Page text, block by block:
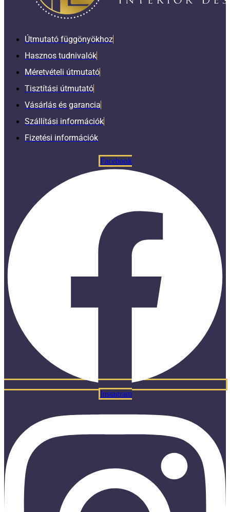
Útmutató függönyökhoz
Hasznos tudnivalók
Méretvételi útmutató
Tisztítási útmutató
Vásárlás és garancia
Szállítási információk
Fizetési információk
Facebook
Instagram